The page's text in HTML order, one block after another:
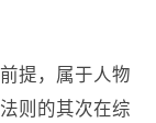
提，属于人物
则的其次在综